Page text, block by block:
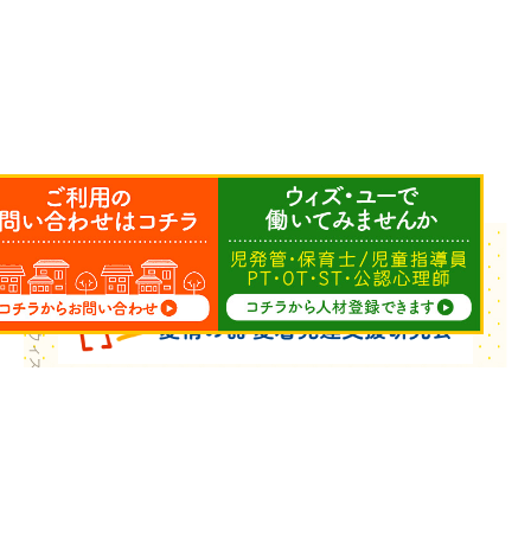
Copyright © ウィズ・ユー All Rights Reserved.